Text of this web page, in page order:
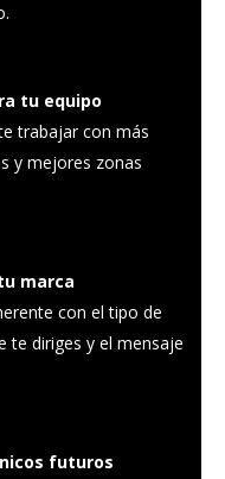
tu equipo
trabajar con más
y mejores zonas
marca
con el tipo de
te diriges y el mensaje
futuros